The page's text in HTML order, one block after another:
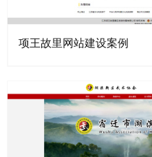
项王故里网站建设案例